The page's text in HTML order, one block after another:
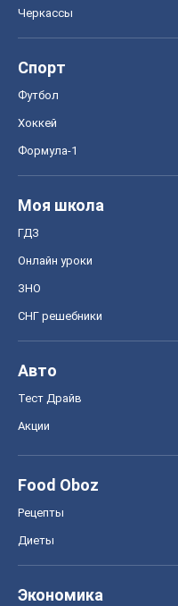
Черкассы
Спорт
Футбол
Хоккей
Формула-1
Моя школа
ГДЗ
Онлайн уроки
ЗНО
СНГ решебники
Авто
Тест Драйв
Акции
Food Oboz
Рецепты
Диеты
Экономика